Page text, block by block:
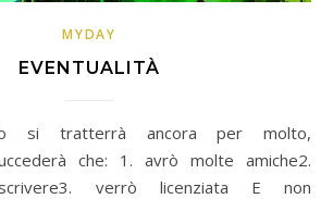
MYDAY
EVENTUALITÀ
che: 1. avrò molte amiche2.
verrò licenziata E non